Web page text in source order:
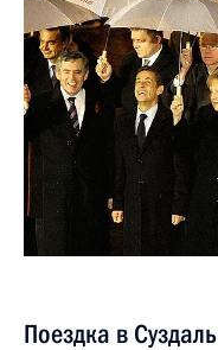
Поездка в Суздаль